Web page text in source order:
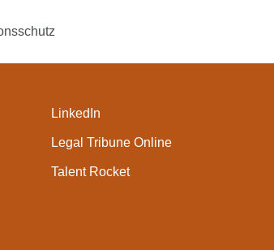
LinkedIn
Legal Tribune Online
Talent Rocket